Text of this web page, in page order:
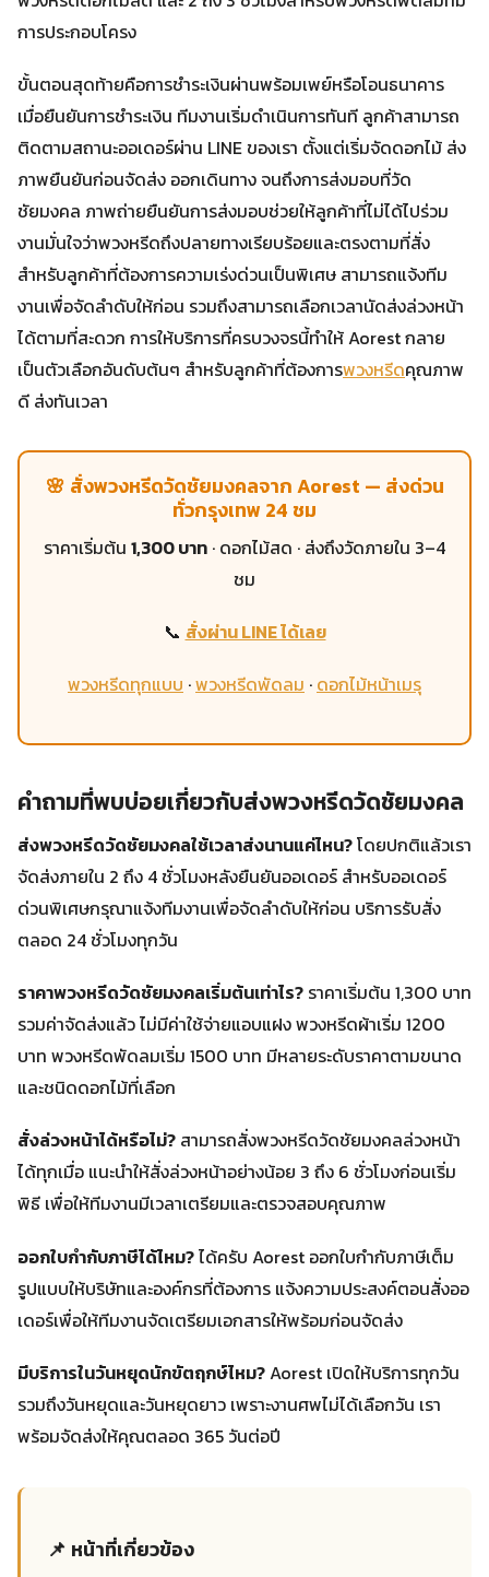
การประกอบโครง
ขั้นตอนสุดท้ายคือการชำระเงินผ่านพร้อมเพย์หรือโอนธนาคาร
เมื่อยืนยันการชำระเงิน ทีมงานเริ่มดำเนินการทันที ลูกค้าสามารถ
ติดตามสถานะออเดอร์ผ่าน LINE ของเรา ตั้งแต่เริ่มจัดดอกไม้ ส่ง
ภาพยืนยันก่อนจัดส่ง ออกเดินทาง จนถึงการส่งมอบที่วัด
ชัยมงคล ภาพถ่ายยืนยันการส่งมอบช่วยให้ลูกค้าที่ไม่ได้ไปร่วม
งานมั่นใจว่าพวงหรีดถึงปลายทางเรียบร้อยและตรงตามที่สั่ง
สำหรับลูกค้าที่ต้องการความเร่งด่วนเป็นพิเศษ สามารถแจ้งทีม
งานเพื่อจัดลำดับให้ก่อน รวมถึงสามารถเลือกเวลานัดส่งล่วงหน้า
ได้ตามที่สะดวก การให้บริการที่ครบวงจรนี้ทำให้ Aorest กลาย
เป็นตัวเลือกอันดับต้นๆ สำหรับลูกค้าที่ต้องการพวงหรีดคุณภาพ
ดี ส่งทันเวลา
🌸 สั่งพวงหรีดวัดชัยมงคลจาก Aorest — ส่งด่วน
ทั่วกรุงเทพ 24 ชม
ราคาเริ่มต้น 1,300 บาท · ดอกไม้สด · ส่งถึงวัดภายใน 3–4
ชม
📞 สั่งผ่าน LINE ได้เลย
พวงหรีดทุกแบบ ·พวงหรีดพัดลม · ดอกไม้หน้าเมรุ
คำถามที่พบบ่อยเกี่ยวกับส่งพวงหรีดวัดชัยมงคล
ส่งพวงหรีดวัดชัยมงคลใช้เวลาส่งนานแค่ไหน?โดยปกติแล้วเรา
จัดส่งภายใน 2 ถึง 4 ชั่วโมงหลังยืนยันออเดอร์ สำหรับออเดอร์
ด่วนพิเศษกรุณาแจ้งทีมงานเพื่อจัดลำดับให้ก่อน บริการรับสั่ง
ตลอด 24 ชั่วโมงทุกวัน
ราคาพวงหรีดวัดชัยมงคลเริ่มต้นเท่าไร? ราคาเริ่มต้น 1,300 บาท
รวมค่าจัดส่งแล้ว ไม่มีค่าใช้จ่ายแอบแฝง พวงหรีดผ้าเริ่ม 1200
บาท พวงหรีดพัดลมเริ่ม 1500 บาท มีหลายระดับราคาตามขนาด
และชนิดดอกไม้ที่เลือก
สั่งล่วงหน้าได้หรือไม่? สามารถสั่งพวงหรีดวัดชัยมงคลล่วงหน้า
ได้ทุกเมื่อ แนะนำให้สั่งล่วงหน้าอย่างน้อย 3 ถึง 6 ชั่วโมงก่อนเริ่ม
พิธี เพื่อให้ทีมงานมีเวลาเตรียมและตรวจสอบคุณภาพ
ออกใบกำกับภาษีได้ไหม?ได้ครับ Aorest ออกใบกำกับภาษีเต็ม
รูปแบบให้บริษัทและองค์กรที่ต้องการ แจ้งความประสงค์ตอนสั่งออ
เดอร์เพื่อให้ทีมงานจัดเตรียมเอกสารให้พร้อมก่อนจัดส่ง
มีบริการในวันหยุดนักขัตฤกษ์ไหม?Aorest เปิดให้บริการทุกวัน
รวมถึงวันหยุดและวันหยุดยาว เพราะงานศพไม่ได้เลือกวัน เรา
พร้อมจัดส่งให้คุณตลอด 365 วันต่อปี
📌 หน้าที่เกี่ยวข้อง